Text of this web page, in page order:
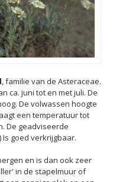
, familie van de Asteraceae.
ca. juni tot en met juli. De
De volwassen hoogte
een temperatuur tot
De geadviseerde
Is goed verkrijgbaar.
en is dan ook zeer
in de stapelmuur of